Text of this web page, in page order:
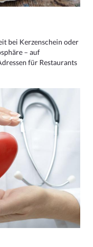
bei Kerzenschein oder
– auf
für Restaurants